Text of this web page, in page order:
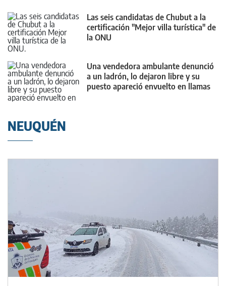
Las seis candidatas de Chubut a la
certificación "Mejor villa turística" de
la ONU
Una vendedora ambulante denunció
a un ladrón, lo dejaron libre y su
puesto apareció envuelto en llamas
NEUQUÉN